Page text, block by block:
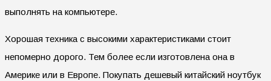
выполнять на компьютере.
Хорошая техника с высокими характеристиками стоит
непомерно дорого. Тем более если изготовлена она в
Америке или в Европе. Покупать дешевый китайский ноутбук